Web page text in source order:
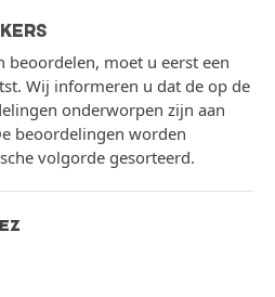
moet u eerst een
Wij informeren u dat de op de
onderworpen zijn aan
beoordelingen worden
volgorde gesorteerd.